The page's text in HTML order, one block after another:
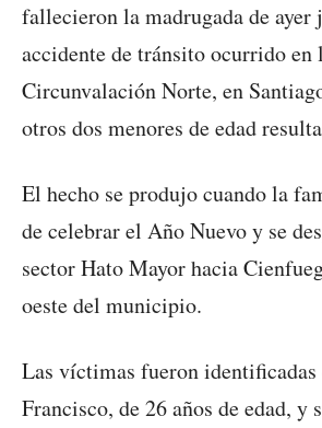
fallecieron la madrugada de ayer
accidente de tránsito ocurrido en
Circunvalación Norte, en
otros dos menores de edad
El hecho se produjo cuando la
de celebrar el Año Nuevo y se
sector Hato Mayor hacia
oeste del municipio.
Las víctimas fueron
Francisco, de 26 años de edad, y